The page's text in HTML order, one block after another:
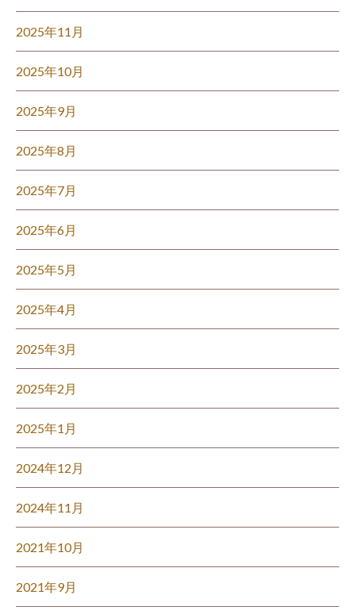
2025年11月
2025年10月
2025年9月
2025年8月
2025年7月
2025年6月
2025年5月
2025年4月
2025年3月
2025年2月
2025年1月
2024年12月
2024年11月
2021年10月
2021年9月